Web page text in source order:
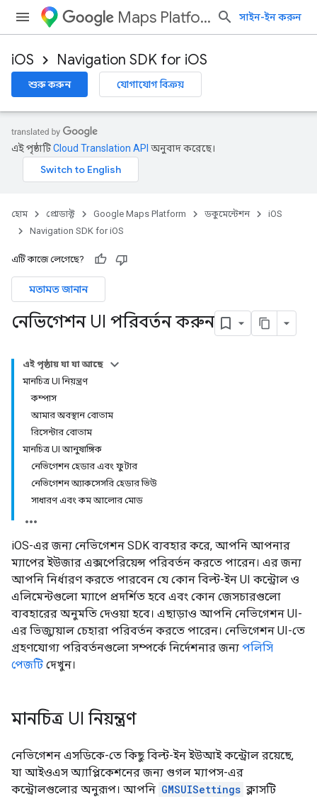
Maps Platform সাইন-ইন করুন
iOS Navigation SDK for iOS
শুরু করুন যোগাযোগ বিক্রয়
এই পৃষ্ঠাটিCloud Translation API অনুবাদ করেছে।
হোম প্রোডাক্ট Google Maps Platform ডকুমেন্টেশন
iOS
Navigation SDK for iOS
এটি কাজে লেগেছে?
মতামত জানান
নেভিগেশন UI পরিবর্তন করুন
এই পৃষ্ঠায় যা যা আছে
মানচিত্র UI নিয়ন্ত্রণ
কম্পাস
আমার অবস্থান বোতাম
রিসেন্টার বোতাম
মানচিত্র UI আনুষাঙ্গিক
নেভিগেশন হেডার এবং ফুটার
নেভিগেশন অ্যাকসেসরি হেডার ভিউ
সাধারণ এবং কম আলোর মোড
iOS-এর জন্য নেভিগেশন SDK ব্যবহার করে, আপনি আপনার
ম্যাপের ইউজার এক্সপেরিয়েন্স পরিবর্তন করতে পারেন। এর জন্য
আপনি নির্ধারণ করতে পারবেন যে কোন বিল্ট-ইন UI কন্ট্রোল ও
এলিমেন্টগুলো ম্যাপে প্রদর্শিত হবে এবং কোন জেসচারগুলো
ব্যবহারের অনুমতি দেওয়া হবে। এছাড়াও আপনি নেভিগেশন UI-
এর ভিজ্যুয়াল চেহারা পরিবর্তন করতে পারেন। নেভিগেশন UI-তে
গ্রহণযোগ্য পরিবর্তনগুলো সম্পর্কে নির্দেশনার জন্য পলিসি
পেজটি দেখুন।
মানচিত্র UI নিয়ন্ত্রণ
নেভিগেশন এসডিকে-তে কিছু বিল্ট-ইন ইউআই কন্ট্রোল রয়েছে,
যা আইওএস অ্যাপ্লিকেশনের জন্য গুগল ম্যাপস-এর
কন্ট্রোলগুলোর অনুরূপ। আপনি GMSUISettings ক্লাসটি